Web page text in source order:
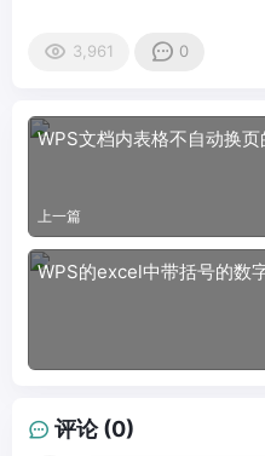
3,961 0
WPS文档内表格不自动换
上一篇
WPS的excel中带括号的数
评论 (0)